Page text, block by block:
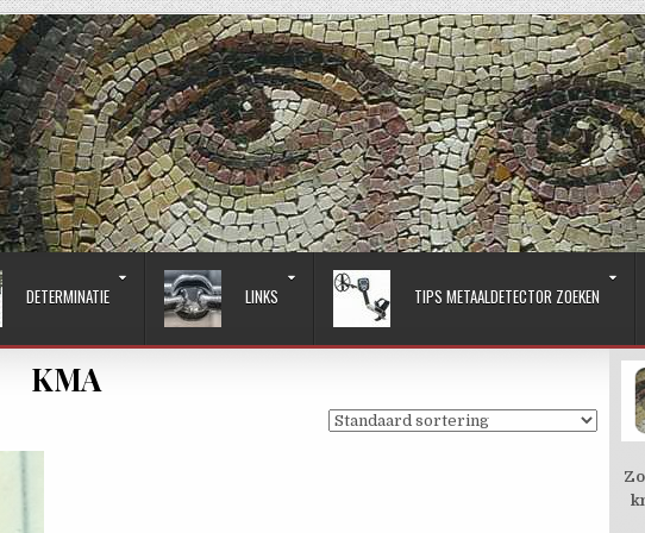
DETERMINATIE LINKS TIPS METAALDETECTOR ZOEKEN
KMA